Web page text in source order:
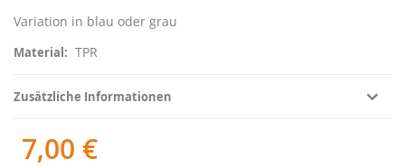
Variation in blau oder grau
Material TPR
Zusätzliche Informationen
7,00 €